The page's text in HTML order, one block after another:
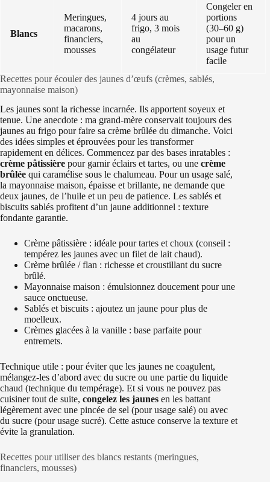
Blancs
Meringues,
macarons,
financiers,
mousses
4 jours au
frigo, 3 mois
au
congélateur
Congeler en
portions
(30–60 g)
pour un
usage futur
facile
Recettes pour écouler des jaunes d’œufs (crèmes, sablés,
mayonnaise maison)
Les jaunes sont la richesse incarnée. Ils apportent soyeux et
tenue. Une anecdote : ma grand-mère conservait toujours des
jaunes au frigo pour faire sa crème brûlée du dimanche. Voici
des idées simples et éprouvées pour les transformer
rapidement en délices. Commencez par des bases inratables :
crème pâtissière pour garnir éclairs et tartes, ou une crème
brûlée qui caramélise sous le chalumeau. Pour un usage salé,
la mayonnaise maison, épaisse et brillante, ne demande que
deux jaunes, de l’huile et un peu de patience. Les sablés et
biscuits sablés profitent d’un jaune additionnel : texture
fondante garantie.
Crème pâtissière : idéale pour tartes et choux (conseil :
tempérez les jaunes avec un filet de lait chaud).
Crème brûlée / flan : richesse et croustillant du sucre
brûlé.
Mayonnaise maison : émulsionnez doucement pour une
sauce onctueuse.
Sablés et biscuits : ajoutez un jaune pour plus de
moelleux.
Crèmes glacées à la vanille : base parfaite pour
entremets.
Technique utile : pour éviter que les jaunes ne coagulent,
mélangez-les d’abord avec du sucre ou une partie du liquide
chaud (technique du tempérage). Et si vous ne pouvez pas
cuisiner tout de suite, congelez les jaunes en les battant
légèrement avec une pincée de sel (pour usage salé) ou avec
du sucre (pour usage sucré). Cette astuce conserve la texture et
évite la granulation.
Recettes pour utiliser des blancs restants (meringues,
financiers, mousses)